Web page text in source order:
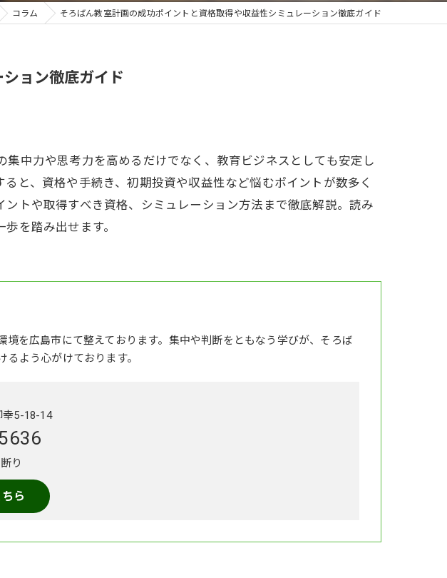
コラム そろばん教室計画の成功ポイントと資格取得や収益性シミュレーション徹底ガイド
ョン徹底ガイド
中力や思考力を高めるだけでなく、教育ビジネスとしても安定し
と、資格や手続き、初期投資や収益性など悩むポイントが数多く
トや取得すべき資格、シミュレーション方法まで徹底解説。読み
を踏み出せます。
を広島市にて整えております。集中や判断をともなう学びが、そろば
よう心がけております。
幸5-18-14
り
ら